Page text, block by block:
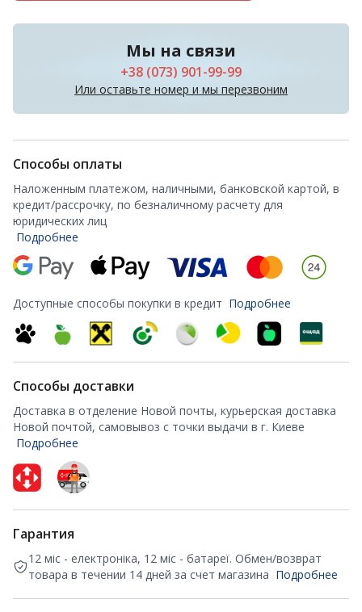
Мы на связи
+38 (073) 901-99-99
Или оставьте номер и мы перезвоним
Способы оплаты
Наложенным платежом, наличными, банковской картой, в
кредит/рассрочку, по безналичному расчету для
юридических лиц
Подробнее
Доступные способы покупки в кредит Подробнее
Способы доставки
Доставка в отделение Новой почты, курьерская доставка
Новой почтой, самовывоз с точки выдачи в г. Киеве
Подробнее
Гарантия
12 міс - електроніка, 12 міс - батареї. Обмен/возврат
товара в течении 14 дней за счет магазина Подробнее